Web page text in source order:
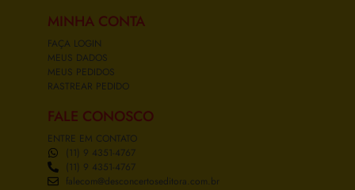
MINHA CONTA
FAÇA LOGIN
MEUS DADOS
MEUS PEDIDOS
RASTREAR PEDIDO
FALE CONOSCO
ENTRE EM CONTATO
(11) 9 4351-4767
(11) 9 4351-4767
falecom@desconcertoseditora.com.br